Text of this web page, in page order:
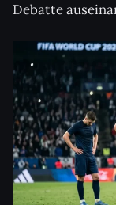
Debatte